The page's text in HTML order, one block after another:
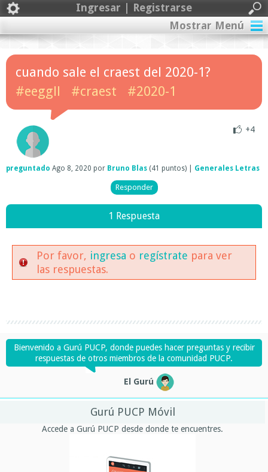
Ingresar | Registrarse
Mostrar Menú
cuando sale el craest del 2020-1?
#eeggll
#craest #2020-1
+4
preguntado Ago 8, 2020 por Bruno Blas (41 puntos) Generales Letras
1 Respuesta
Por favor, ingresa o regístrate para ver
las respuestas.
Bienvenido a Gurú PUCP, donde puedes hacer preguntas y recibir
respuestas de otros miembros de la comunidad PUCP.
El Gurú
Gurú PUCP Móvil
Accede a Gurú PUCP desde donde te encuentres.